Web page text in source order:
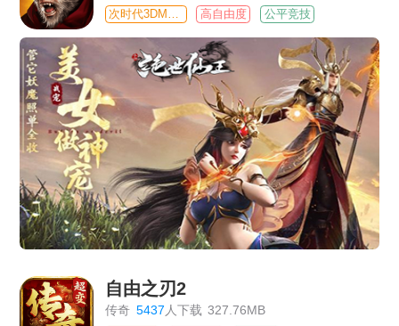
高自由度 公平竞技
自由之刃2
传奇 5437人下载 327.76MB